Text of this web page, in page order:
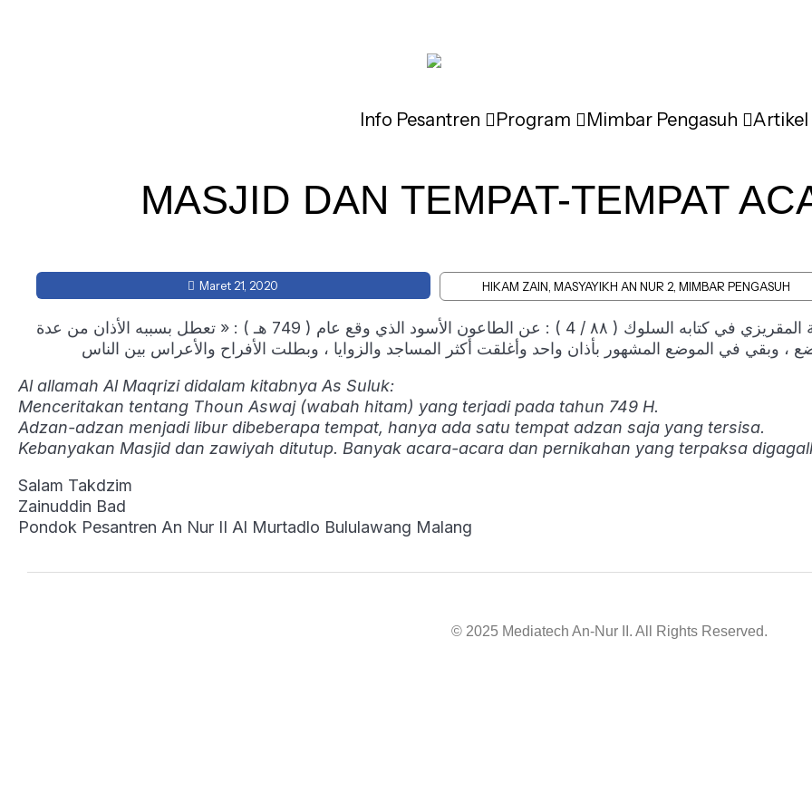
Info Pesantren Program Mimbar Pengasuh Artikel
MASJID DAN TEMPAT-TEMPAT
Maret 21, 2020 HIKAM ZAIN, MASYAYIKH AN NUR 2, MIMBAR PENGASUH
Al allamah Al Maqrizi didalam kitabnya As Suluk:
Menceritakan tentang Thoun Aswaj (wabah hitam) yang terjadi pada tahun 749 H.
Adzan-adzan menjadi libur dibeberapa tempat, hanya ada satu tempat adzan saja yang tersisa.
Kebanyakan Masjid dan zawiyah ditutup. Banyak acara-acara dan pernikahan yang terpaksa
Salam Takdzim
Zainuddin Bad
Pondok Pesantren An Nur II Al Murtadlo Bululawang Malang
© 2025 Mediatech An-Nur II. All Rights Reserved.